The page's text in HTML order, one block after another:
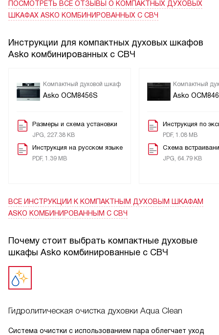
разогреваю блюда инверторной СВЧ: еда нагревается
равномерно без вращающегося стола и быстро, что
сенсорные поворотные элементы интуитивны — освоил
меню за пару дней. После готовки пару циклов Aqua Clean
с микроволнами — и внутренности легче очищаются, жир
регулируемой яркостью помогает следить за блюдом без
лишних манипуляций. В целом доволен покупкой: надежно,
ПОСМОТРЕТЬ ВСЕ ОТЗЫВЫ О КОМПАКТНЫХ ДУХОВЫХ
ШКАФАХ ASKO КОМБИНИРОВАННЫХ С СВЧ
Инструкции для компактных духовых шкафов
Asko комбинированных с СВЧ
Компактный духовой шкаф
Asko OCM8456S
Размеры и схема установки
JPG, 227.38 KB
Инструкция на русском языке
PDF, 1.39 MB
Компактный
Asko
Инструкция по
PDF, 1.08 MB
Схема
JPG, 64.79 KB
ВСЕ ИНСТРУКЦИИ К КОМПАКТНЫМ ДУХОВЫМ ШКАФАМ
ASKO КОМБИНИРОВАННЫМ С СВЧ
Почему стоит выбрать компактные духовые
шкафы Asko комбинированные с СВЧ
Гидролитическая очистка духовки Aqua Clean
Система очистки с использованием пара облегчает уход